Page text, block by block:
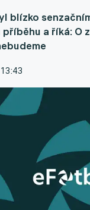
blízko
a říká: O